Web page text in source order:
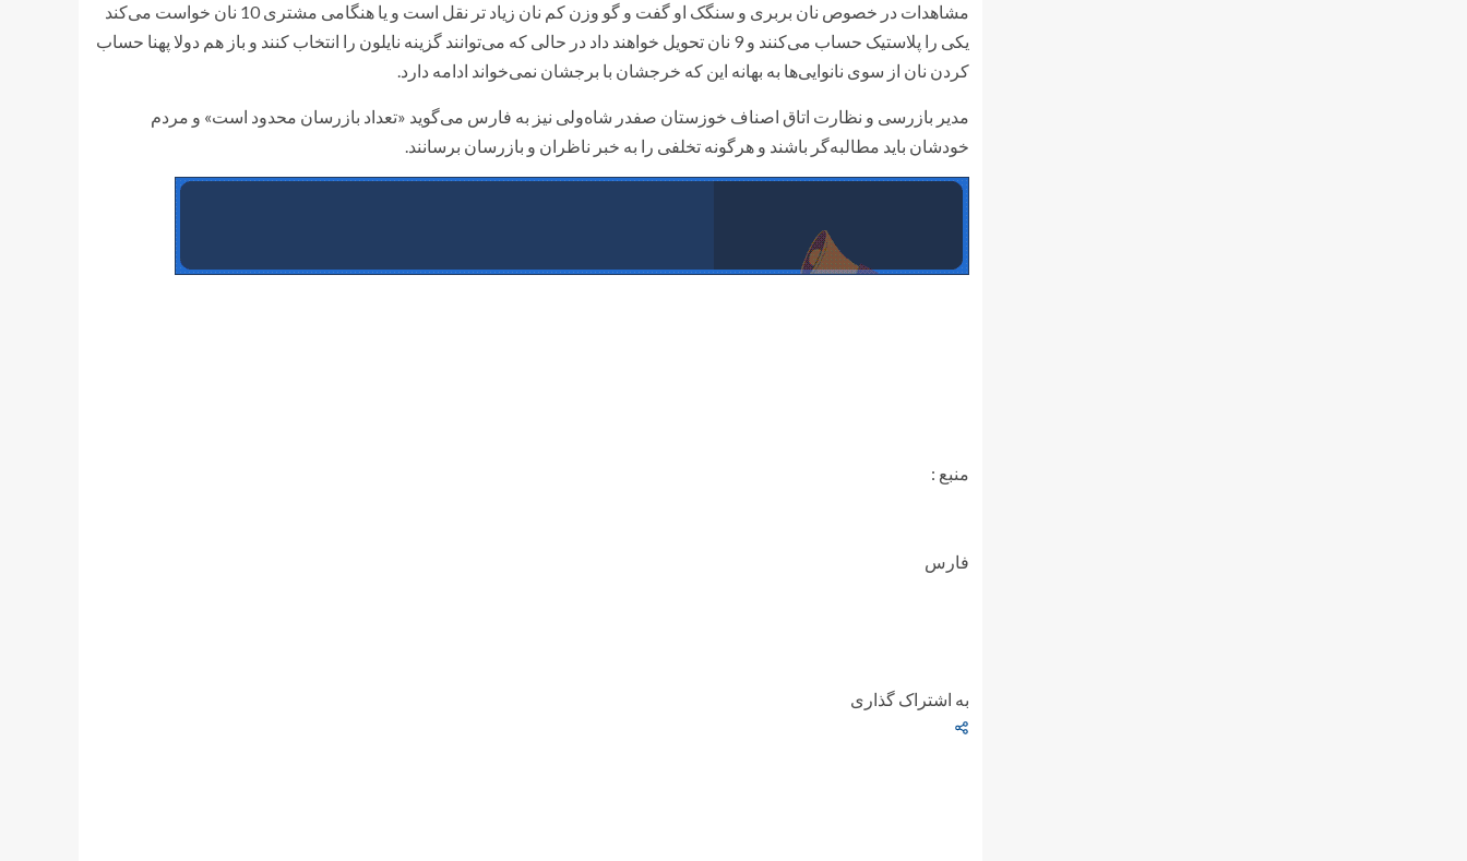
مشاهدات در خصوص نان‌ بربری و سنگک او گفت و گو وزن کم نان زیاد تر نقل است و یا هنگامی مشتری 10 نان خواست می‌کند
یکی را پلاستیک حساب می‌کنند و 9 نان تحویل خواهند داد در حالی که می‌توانند گزینه نایلون را انتخاب کنند و باز هم دولا پهنا حساب
کردن نان از سوی نانوایی‌ها به بهانه این که خرجشان با برجشان نمی‌خواند ادامه دارد.
مدیر بازرسی و نظارت اتاق اصناف خوزستان صفدر شاه‌ولی نیز به فارس می‌گوید «تعداد بازرسان محدود است» و مردم
خودشان باید مطالبه‌گر باشند و هرگونه تخلفی را به خبر ناظران و بازرسان برسانند.
منبع :
فارس
به اشتراک گذاری